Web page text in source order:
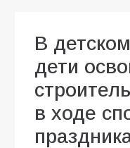
В
дети
в ходе